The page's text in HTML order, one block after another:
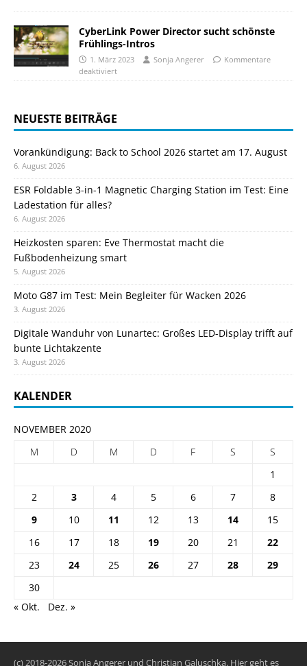
CyberLink Power Director sucht schönste
Frühlings-Intros
1. März 2023 Sonja Angerer
Kommentare
deaktiviert
NEUESTE BEITRÄGE
Vorankündigung: Back to School 2026 startet am 17. August
6. August 2026
ESR Foldable 3-in-1 Magnetic Charging Station im Test: Eine
Ladestation für alles?
6. August 2026
Heizkosten sparen: Eve Thermostat macht die
Fußbodenheizung smart
5. August 2026
Moto G87 im Test: Mein Begleiter für Wacken 2026
3. August 2026
Digitale Wanduhr von Lunartec: Großes LED-Display trifft auf
bunte Lichtakzente
3. August 2026
KALENDER
NOVEMBER 2020
M
D M D F S
S
1
2
3 4 5 6 7
8
9
10 11 12 13 14
15
16
17 18 19 20 21
22
23
24 25 26 27 28
29
30
« Okt.
Dez. »
(c) 2018-2026 Sonja Angerer und Christian Galuschka. Hier geht es